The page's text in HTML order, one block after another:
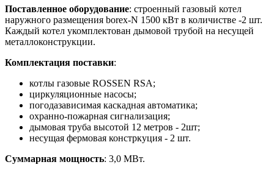
Поставленное оборудование: строенный газовый котел
наружного размещения borex-N 1500 кВт в количистве -2 шт.
Каждый котел укомплектован дымовой трубой на несущей
металлоконструкции.
Комплектация поставки:
котлы газовые ROSSEN RSA;
циркуляционные насосы;
погодазависимая каскадная автоматика;
охранно-пожарная сигнализация;
дымовая труба высотой 12 метров - 2шт;
несущая фермовая констркуция - 2 шт.
Суммарная мощность: 3,0 МВт.